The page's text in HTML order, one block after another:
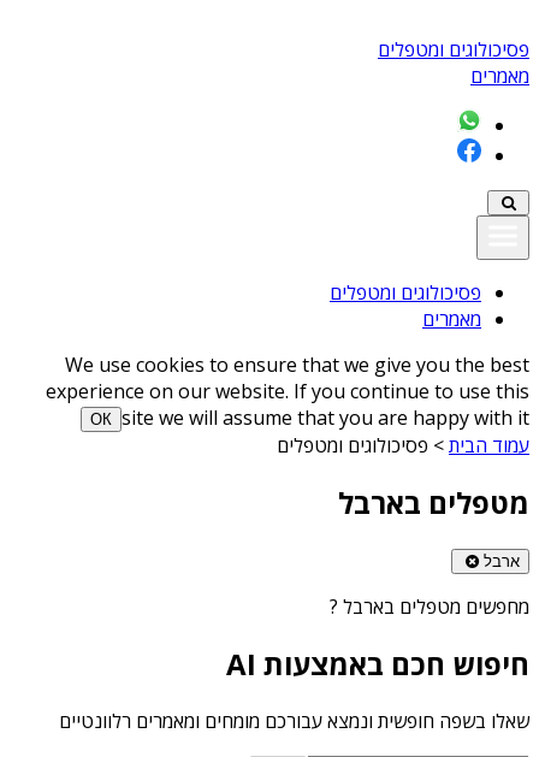
פסיכולוגים ומטפלים
מאמרים
פסיכולוגים ומטפלים
מאמרים
We use cookies to ensure that we give you the best
experience on our website. If you continue to use this
site we will assume that you are happy with it
ОК
עמוד הבית> פסיכולוגים ומטפלים
מטפלים בארבל
ארבל
מחפשים מטפלים בארבל ?
חיפוש חכם באמצעות AI
שאלו בשפה חופשית ונמצא עבורכם מומחים ומאמרים רלוונטיים